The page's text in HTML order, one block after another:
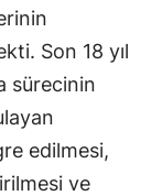
Son 18 yıl
sürecinin
edilmesi,
ve